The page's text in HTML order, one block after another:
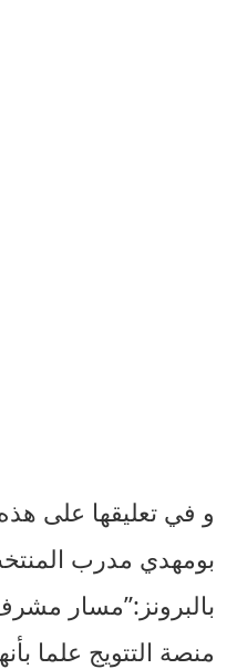
و في تعليقها على
بومهدي مدرب
بالبرونز:”مسار
منصة التتويج علما